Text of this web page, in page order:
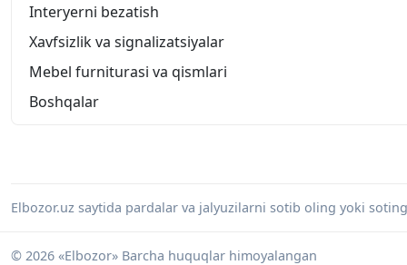
Interyerni bezatish
Xavfsizlik va signalizatsiyalar
Mebel furniturasi va qismlari
Boshqalar
Elbozor.uz saytida pardalar va jalyuzilarni sotib oling yoki
© 2026 «Elbozor» Barcha huquqlar himoyalangan